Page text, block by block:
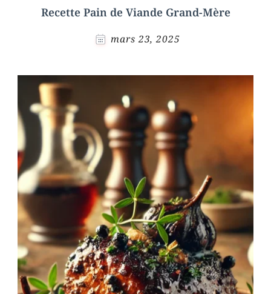
Recette Pain de Viande Grand-Mère
mars 23, 2025